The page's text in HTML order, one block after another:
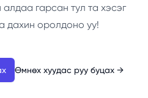
гарсан тул та хэсэг
дахин оролдоно уу!
Өмнөх хуудас руу буцах →